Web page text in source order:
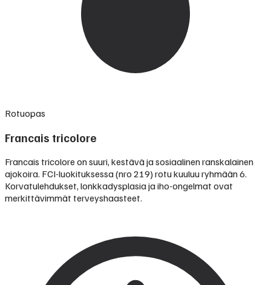
Rotuopas
Francais tricolore
Francais tricolore on suuri, kestävä ja sosiaalinen ranskalainen
ajokoira. FCI-luokituksessa (nro 219) rotu kuuluu ryhmään 6.
Korvatulehdukset, lonkkadysplasia ja iho-ongelmat ovat
merkittävimmät terveyshaasteet.